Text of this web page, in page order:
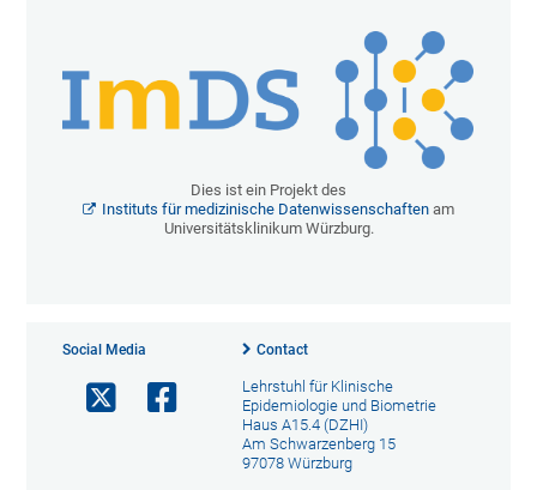
Dies ist ein Projekt des
Instituts für medizinische Datenwissenschaften am
Universitätsklinikum Würzburg.
Social Media Contact
Lehrstuhl für Klinische
Epidemiologie und Biometrie
Haus A15.4 (DZHI)
Am Schwarzenberg 15
97078 Würzburg